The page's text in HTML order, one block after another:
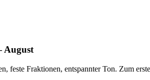
August
feste Fraktionen, entspannter Ton. Zum